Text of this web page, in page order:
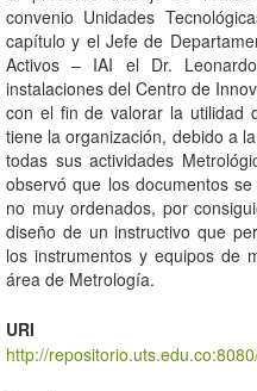
convenio Unidades
capítulo y el Jefe de
Activos – IAI el Dr.
instalaciones del Centro de
con el fin de valorar la utilidad
tiene la organización, debido a
todas sus actividades
observó que los documentos
no muy ordenados, por
diseño de un instructivo que
los instrumentos y equipos de
área de Metrología.
URI
http://